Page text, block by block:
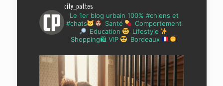
city_pattes
Le 1er blog urbain 100% #chiens et
#chats
Santé
Comportement
Education
Lifestyle
Shopping🛍 VIP
Bordeaux